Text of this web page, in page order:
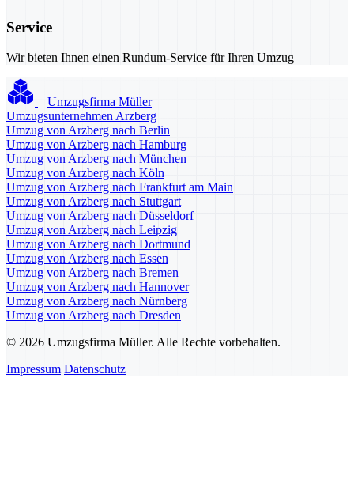
Service
Wir bieten Ihnen einen Rundum-Service für Ihren Umzug
Umzugsfirma Müller
Umzugsunternehmen Arzberg
Umzug von Arzberg nach Berlin
Umzug von Arzberg nach Hamburg
Umzug von Arzberg nach München
Umzug von Arzberg nach Köln
Umzug von Arzberg nach Frankfurt am Main
Umzug von Arzberg nach Stuttgart
Umzug von Arzberg nach Düsseldorf
Umzug von Arzberg nach Leipzig
Umzug von Arzberg nach Dortmund
Umzug von Arzberg nach Essen
Umzug von Arzberg nach Bremen
Umzug von Arzberg nach Hannover
Umzug von Arzberg nach Nürnberg
Umzug von Arzberg nach Dresden
© 2026 Umzugsfirma Müller. Alle Rechte vorbehalten.
Impressum Datenschutz